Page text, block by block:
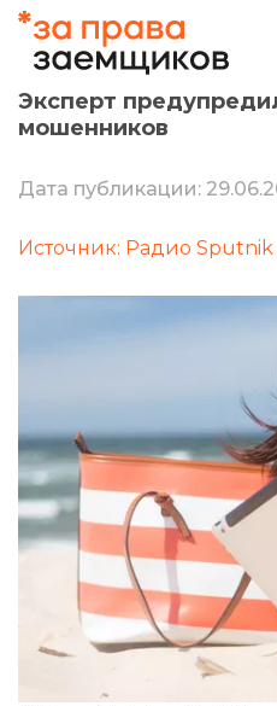
Эксперт
мошенников
Дата публикации:
Источник: Радио Sputnik